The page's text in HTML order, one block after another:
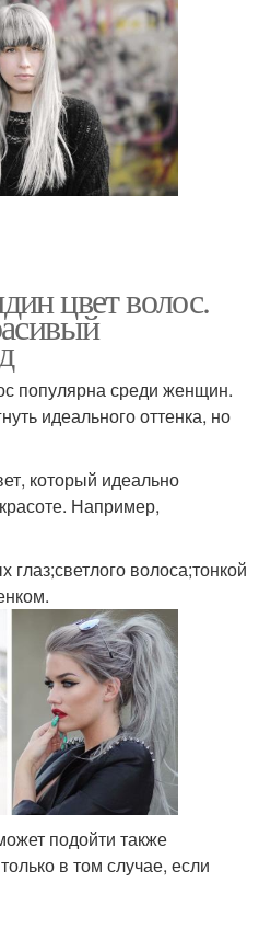
цвет волос.
популярна среди женщин.
идеального оттенка, но
который идеально
Например,
волоса;тонкой
подойти также
в том случае, если